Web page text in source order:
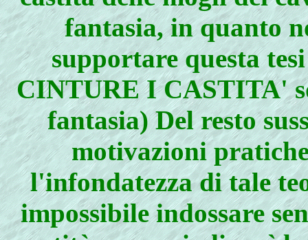
fantasia, in quanto
supportare questa
CINTURE I CASTITA'
fantasia) Del resto
motivazioni
l'infondatezza di tale
impossibile indossare